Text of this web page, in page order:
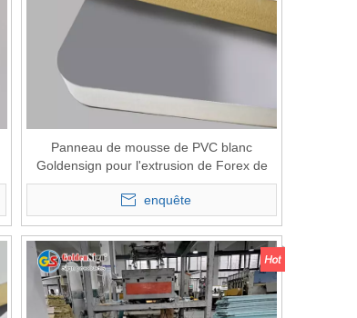
Panneau de mousse de PVC blanc
Goldensign pour l'extrusion de Forex de
panneau co-extrudé de PVC d'impression
UV
enquête